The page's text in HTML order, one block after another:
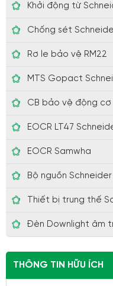
Khởi động từ
Chống sét
Rơ le bảo vệ RM22
MTS Gopact
CB bảo vệ động cơ
EOCR LT47
EOCR Samwha
Bộ nguồn Schneider
Thiết bị trung thế
Đèn Downlight âm
THÔNG TIN HỮU ÍCH